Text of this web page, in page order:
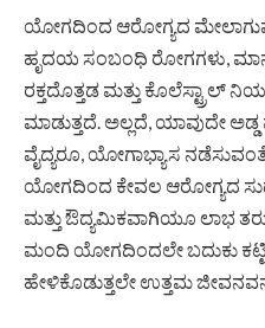
ಯೋಗದಿಂದ ಆರೋಗ್ಯದ
ಹೃದಯ ಸಂಬಂಧಿ ರೋಗಗಳು,
ರಕ್ತದೊತ್ತಡ ಮತ್ತು ಕೊಲೆಸ್ಟ್ರಾಲ್‌
ಮಾಡುತ್ತದೆ. ಅಲ್ಲದೆ, ಯಾವುದೇ
ವೈದ್ಯರೂ, ಯೋಗಾಭ್ಯಾಸ ನಡೆಸುವಂತೆ
ಯೋಗದಿಂದ ಕೇವಲ ಆರೋಗ್ಯದ
ಮತ್ತು ಔದ್ಯಮಿಕವಾಗಿಯೂ ಲಾಭ
ಮಂದಿ ಯೋಗದಿಂದಲೇ ಬದುಕು
ಹೇಳಿಕೊಡುತ್ತಲೇ ಉತ್ತಮ